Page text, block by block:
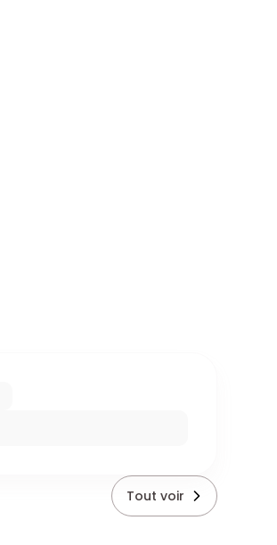
Tout voir